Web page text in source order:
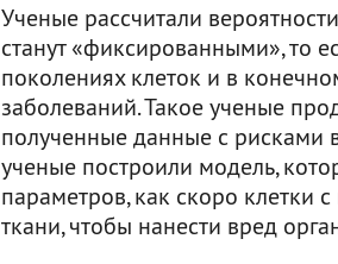
Ученые рассчитали
станут «фиксированными», то
поколениях клеток и в
заболеваний. Такое ученые
полученные данные с рисками
ученые построили модель,
параметров, как скоро клетки
ткани, чтобы нанести вред